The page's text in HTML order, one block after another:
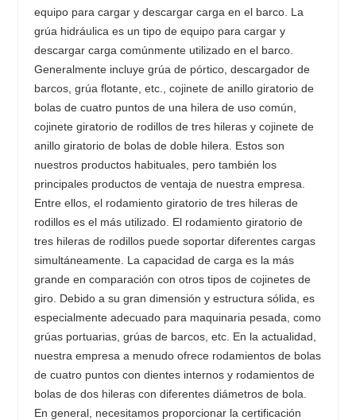
equipo para cargar y descargar carga en el barco. La
grúa hidráulica es un tipo de equipo para cargar y
descargar carga comúnmente utilizado en el barco.
Generalmente incluye grúa de pórtico, descargador de
barcos, grúa flotante, etc., cojinete de anillo giratorio de
bolas de cuatro puntos de una hilera de uso común,
cojinete giratorio de rodillos de tres hileras y cojinete de
anillo giratorio de bolas de doble hilera. Estos son
nuestros productos habituales, pero también los
principales productos de ventaja de nuestra empresa.
Entre ellos, el rodamiento giratorio de tres hileras de
rodillos es el más utilizado. El rodamiento giratorio de
tres hileras de rodillos puede soportar diferentes cargas
simultáneamente. La capacidad de carga es la más
grande en comparación con otros tipos de cojinetes de
giro. Debido a su gran dimensión y estructura sólida, es
especialmente adecuado para maquinaria pesada, como
grúas portuarias, grúas de barcos, etc. En la actualidad,
nuestra empresa a menudo ofrece rodamientos de bolas
de cuatro puntos con dientes internos y rodamientos de
bolas de dos hileras con diferentes diámetros de bola.
En general, necesitamos proporcionar la certificación